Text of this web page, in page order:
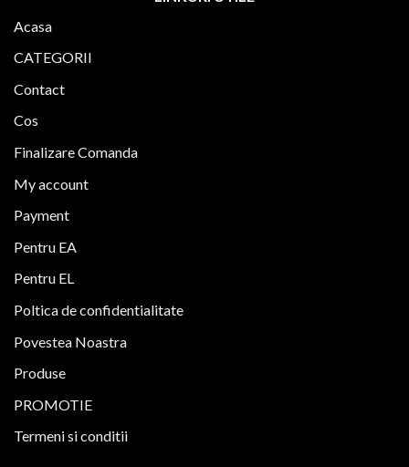
Acasa
CATEGORII
Contact
Cos
Finalizare Comanda
My account
Payment
Pentru EA
Pentru EL
Poltica de confidentialitate
Povestea Noastra
Produse
PROMOTIE
Termeni si conditii